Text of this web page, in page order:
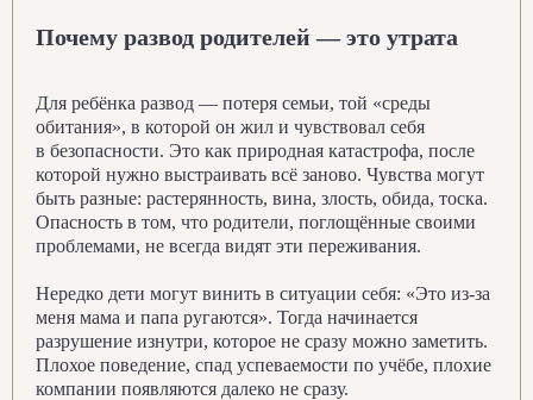
Почему развод родителей — это утрата
Для ребёнка развод — потеря семьи, той «среды
обитания», в которой он жил и чувствовал себя
в безопасности. Это как природная катастрофа, после
которой нужно выстраивать всё заново. Чувства могут
быть разные: растерянность, вина, злость, обида, тоска.
Опасность в том, что родители, поглощённые своими
проблемами, не всегда видят эти переживания.
Нередко дети могут винить в ситуации себя: «Это из-за
меня мама и папа ругаются». Тогда начинается
разрушение изнутри, которое не сразу можно заметить.
Плохое поведение, спад успеваемости по учёбе, плохие
компании появляются далеко не сразу.